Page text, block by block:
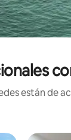
están de